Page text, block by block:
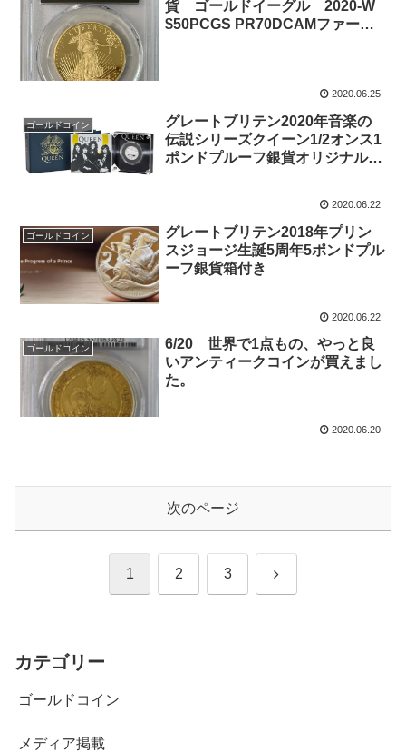
貨 ゴールドイーグル 2020-W
$50PCGS PR70DCAMファース
2020.06.25
ゴールドコイン
グレートブリテン2020年音楽の
伝説シリーズクイーン1/2オンス1
ポンドプルーフ銀貨オリジナル箱
2020.06.22
ゴールドコイン
グレートブリテン2018年プリン
スジョージ生誕5周年5ポンドプル
ーフ銀貨箱付き
2020.06.22
ゴールドコイン
6/20 世界で1点もの、やっと良
いアンティークコインが買えまし
た。
2020.06.20
次のページ
1 2 3 次
カテゴリー
ゴールドコイン
メディア掲載